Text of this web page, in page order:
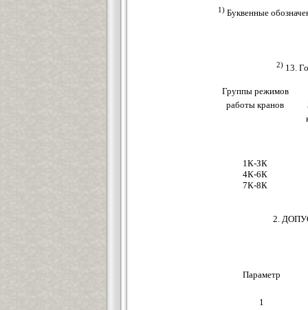
1) Буквенные
2) 13.
Группы режимов
работы кранов
1К-ЗК
4К-6К
7К-8К
2.
Параметр
1